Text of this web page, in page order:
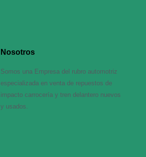
Nosotros
Somos una Empresa del rubro automotriz
especializada en venta de repuestos de
impacto carrocería y tren delantero nuevos
y usados.